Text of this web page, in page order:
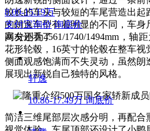
较长的车头与较短的车尾营造出起
的朗逸车型有着明显的不同，车
高分别为4561/1740/1494mm，轴
花形轮毂，16英寸的轮毂在整车
侧面观感饱满而不失灵动，虽然
展现出新锐自己独特的风格。
简洁三维尾部层次感分明，再配
8.00-15.19万
支付宝询价 询底价
网友还看了
轩逸
10.86-17.49万 询底价